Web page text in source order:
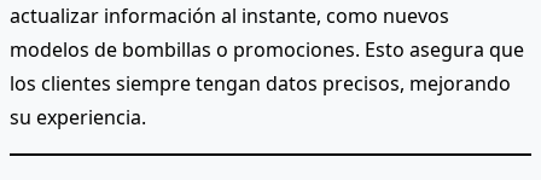
actualizar información al instante, como nuevos
modelos de bombillas o promociones. Esto asegura que
los clientes siempre tengan datos precisos, mejorando
su experiencia.